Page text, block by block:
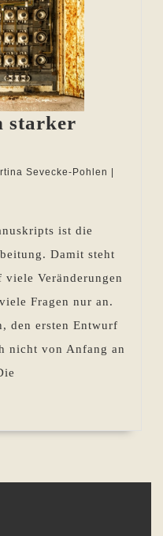
starker
Sevecke-Pohlen Martina
ist die
Damit steht
viele Veränderungen
Fragen nur an.
den ersten Entwurf
nicht von Anfang an